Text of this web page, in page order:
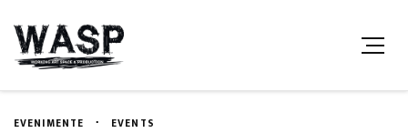
EVENIMENTE EVENTS